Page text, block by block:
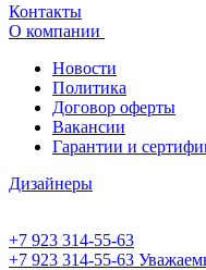
Контакты
О компании
Новости
Политика
Договор оферты
Вакансии
Гарантии и
Дизайнеры
+7 923 314-55-63
+7 923 314-55-63